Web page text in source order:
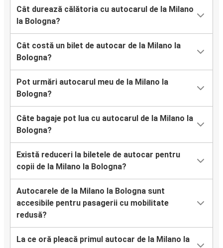
Cât durează călătoria cu autocarul de la Milano
la Bologna?
Cât costă un bilet de autocar de la Milano la
Bologna?
Pot urmări autocarul meu de la Milano la
Bologna?
Câte bagaje pot lua cu autocarul de la Milano la
Bologna?
Există reduceri la biletele de autocar pentru
copii de la Milano la Bologna?
Autocarele de la Milano la Bologna sunt
accesibile pentru pasagerii cu mobilitate
redusă?
La ce oră pleacă primul autocar de la Milano la